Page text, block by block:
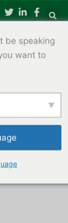
Ξύλο
be speaking
want to